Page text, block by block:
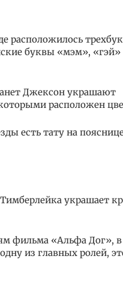
расположилось
буквы «мэм», «гэй»
Джексон украшают
расположен
есть тату на
украшает
фильма «Альфа Дог»,
из главных ролей,